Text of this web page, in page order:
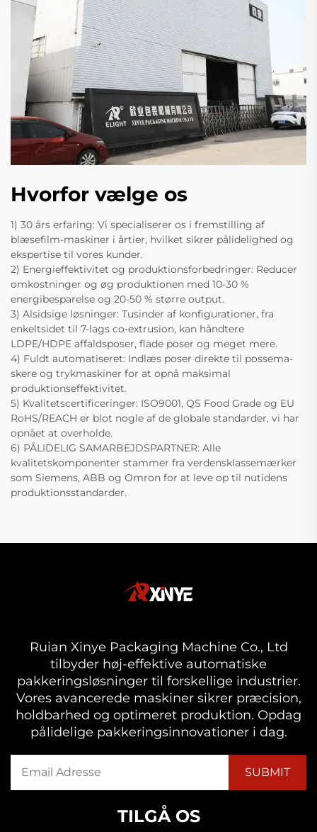
Hvorfor vælge os
1) 30 års erfaring: Vi specialiserer os i fremstilling af
blæsefilm-maskiner i årtier, hvilket sikrer pålidelighed og
ekspertise til vores kunder.
2) Energieffektivitet og produktionsforbedringer: Reducer
omkostninger og øg produktionen med 10-30 %
energibesparelse og 20-50 % større output.
3) Alsidsige løsninger: Tusinder af konfigurationer, fra
enkeltsidet til 7-lags co-extrusion, kan håndtere
LDPE/HDPE affaldsposer, flade poser og meget mere.
4) Fuldt automatiseret: Indlæs poser direkte til possema-
skere og trykmaskiner for at opnå maksimal
produktionseffektivitet.
5) Kvalitetscertificeringer: ISO9001, QS Food Grade og EU
RoHS/REACH er blot nogle af de globale standarder, vi har
opnået at overholde.
6) PÅLIDELIG SAMARBEJDSPARTNER: Alle
kvalitetskomponenter stammer fra verdensklassemærker
som Siemens, ABB og Omron for at leve op til nutidens
produktionsstandarder.
Ruian Xinye Packaging Machine Co., Ltd
tilbyder høj-effektive automatiske
pakkeringsløsninger til forskellige industrier.
Vores avancerede maskiner sikrer præcision,
holdbarhed og optimeret produktion. Opdag
pålidelige pakkeringsinnovationer i dag.
TILGÅ OS